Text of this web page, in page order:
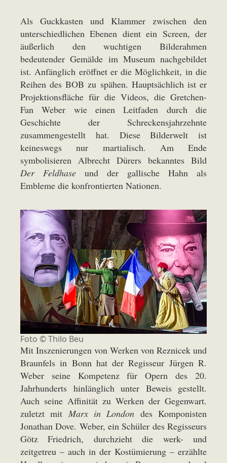
Als Guckkasten und Klammer zwischen den
unterschiedlichen Ebenen dient ein Screen, der
äußerlich den wuchtigen Bilderahmen
bedeutender Gemälde im Museum nachgebildet
ist. Anfänglich eröffnet er die Möglichkeit, in die
Reihen des BOB zu spähen. Hauptsächlich ist er
Projektionsfläche für die Videos, die Gretchen-
Fan Weber wie einen Leitfaden durch die
Geschichte der Schreckensjahrzehnte
zusammengestellt hat. Diese Bilderwelt ist
keineswegs nur martialisch. Am Ende
symbolisieren Albrecht Dürers bekanntes Bild
Der Feldhase und der gallische Hahn als
Embleme die konfrontierten Nationen.
Foto ©Thilo Beu
Mit Inszenierungen von Werken von Reznicek und
Braunfels in Bonn hat der Regisseur Jürgen R.
Weber seine Kompetenz für Opern des 20.
Jahrhunderts hinlänglich unter Beweis gestellt.
Auch seine Affinität zu Werken der Gegenwart.
zuletzt mit Marx in London des Komponisten
Jonathan Dove. Weber, ein Schüler des Regisseurs
Götz Friedrich, durchzieht die werk- und
zeitgetreu – auch in der Kostümierung – erzählte